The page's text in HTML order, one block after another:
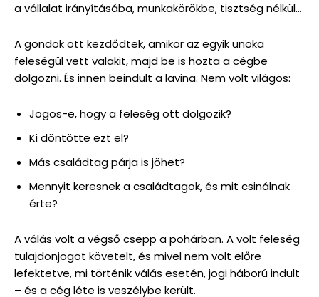
a vállalat irányításába, munkakörökbe, tisztség nélkül…
A gondok ott kezdődtek, amikor az egyik unoka
feleségül vett valakit, majd be is hozta a cégbe
dolgozni. És innen beindult a lavina. Nem volt világos:
Jogos-e, hogy a feleség ott dolgozik?
Ki döntötte ezt el?
Más családtag párja is jöhet?
Mennyit keresnek a családtagok, és mit csinálnak
érte?
A válás volt a végső csepp a pohárban. A volt feleség
tulajdonjogot követelt, és mivel nem volt előre
lefektetve, mi történik válás esetén, jogi háború indult
– és a cég léte is veszélybe került.